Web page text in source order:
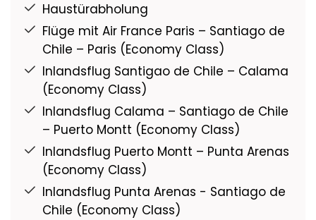
Haustürabholung
Flüge mit Air France Paris – Santiago de
Chile – Paris (Economy Class)
Inlandsflug Santigao de Chile – Calama
(Economy Class)
Inlandsflug Calama – Santiago de Chile
– Puerto Montt (Economy Class)
Inlandsflug Puerto Montt – Punta Arenas
(Economy Class)
Inlandsflug Punta Arenas - Santiago de
Chile (Economy Class)